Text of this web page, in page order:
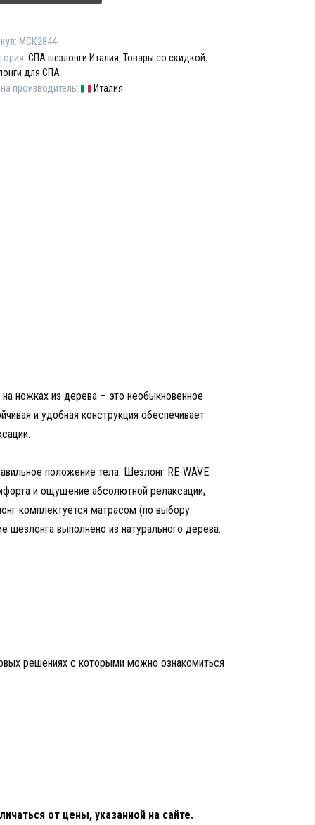
МСК2844
СПА шезлонги Италия, Товары со скидкой,
для СПА
производитель:
Италия
на ножках из дерева – это необыкновенное
и удобная конструкция обеспечивает
положение тела. Шезлонг RE-WAVE
и ощущение абсолютной релаксации,
комплектуется матрасом (по выбору
шезлонга выполнено из натурального дерева.
решениях с которыми можно ознакомиться
от цены, указанной на сайте.